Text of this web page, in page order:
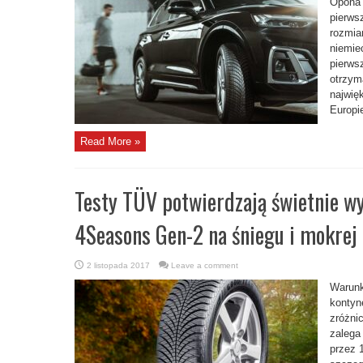
GEN-
3
ZWYCIĘŻA
W
TEŚCIE
ADAC
JAKO
PIERWSZA
OPONA
ZDOBYWA
OCENĘ
Read More »
Testy TÜV potwierdzają świetnie
4Seasons Gen-2 na śniegu i
2 listopada 2017 Leave a comment
zalega
przez